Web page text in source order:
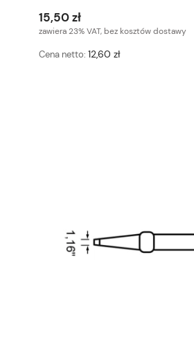
15,50 zł
zawiera 23% VAT, bez kosztów dostawy
Cena netto: 12,60 zł